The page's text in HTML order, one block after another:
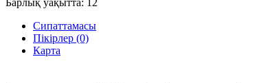
Сипаттамасы
Пікірлер (0)
Карта